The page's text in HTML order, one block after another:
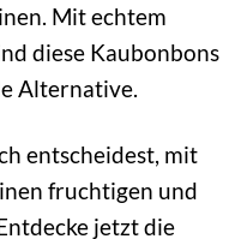
Mit echtem
diese Kaubonbons
Alternative.
entscheidest, mit
fruchtigen und
jetzt die